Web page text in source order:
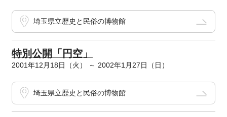
埼玉県立歴史と民俗の博物館
特別公開「円空」
2001年12月18日（火） ～ 2002年1月27日（日）
埼玉県立歴史と民俗の博物館